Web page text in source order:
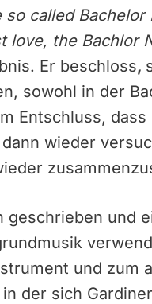
called Bachelor
love, the Bachlor
Er beschloss,
sowohl in der
Entschluss, dass
wieder
geschrieben und
und zum
der sich